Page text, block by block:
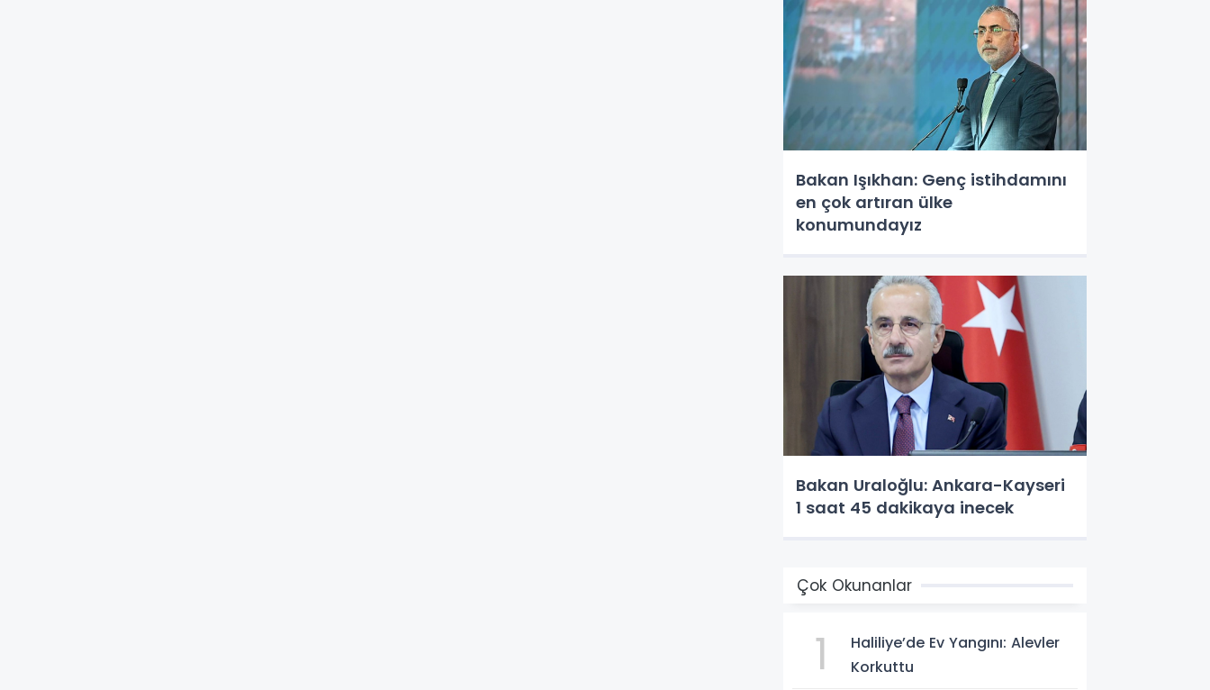
Bakan Işıkhan: Genç istihdamını
en çok artıran ülke
konumundayız
Bakan Uraloğlu: Ankara-Kayseri
1 saat 45 dakikaya inecek
Çok Okunanlar
1
Haliliye’de Ev Yangını: Alevler
Korkuttu